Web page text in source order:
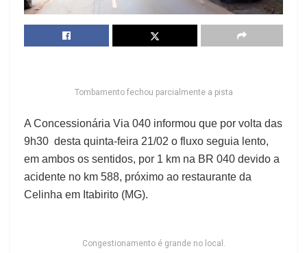
Tombamento fechou parcialmente a pista
A Concessionária Via 040 informou que por volta das
9h30 desta quinta-feira 21/02 o fluxo seguia lento,
em ambos os sentidos, por 1 km na BR 040 devido a
acidente no km 588, próximo ao restaurante da
Celinha em Itabirito (MG).
Congestionamento é grande no local.